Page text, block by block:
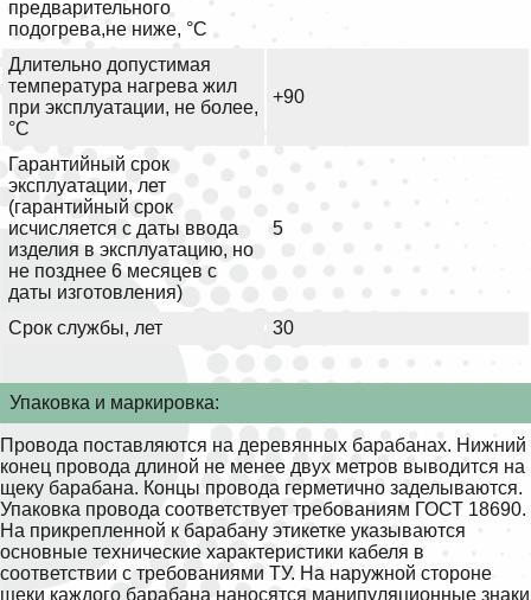
предварительного
подогрева,не ниже, °С
Длительно допустимая
температура нагрева жил
при эксплуатации, не более,
°С
+90
Гарантийный срок
эксплуатации, лет
(гарантийный срок
исчисляется с даты ввода
изделия в эксплуатацию, но
не позднее 6 месяцев с
даты изготовления)
5
Срок службы, лет 30
Упаковка и маркировка:
Провода поставляются на деревянных барабанах. Нижний
конец провода длиной не менее двух метров выводится на
щеку барабана. Концы провода герметично заделываются.
Упаковка провода соответствует требованиям ГОСТ 18690.
На прикрепленной к барабану этикетке указываются
основные технические характеристики кабеля в
соответствии с требованиями ТУ. На наружной стороне
щеки каждого барабана наносятся манипуляционные знаки